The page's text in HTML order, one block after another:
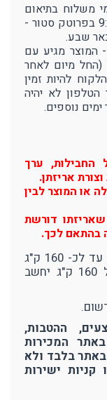
משלוח בתיאום
מראש בימים א'-ה' בין השעות 9:00-16:00 בפרוטק סטור -
המוצר מגיע עם
3-5 ימי עסקים (החל מיום לאחר
להיות זמין
לא יהיה
נוספים.
ערך
אריזתן.
או המוצר לבין
דורשת
בהתאם לכך.
כל 20 ק"ג ייחשבו כמשלוח נפרד עד לכ- 160 ק"ג
סה"כ (8 משלוחים). משלוח מעל 160 ק"ג יחשב
ההטבות,
המכירות
בלבד ולא
קניות ישירות